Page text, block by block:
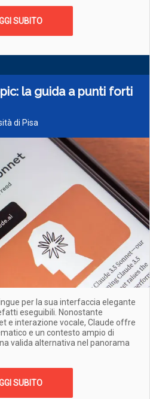
SUBITO
la guida a punti forti
di Pisa
per la sua interfaccia elegante
eseguibili. Nonostante
e interazione vocale, Claude offre
e un contesto ampio di
valida alternativa nel panorama
SUBITO